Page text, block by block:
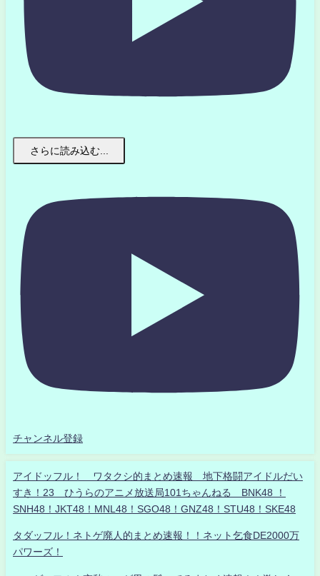
さらに読み込む...
チャンネル登録
アイドッフル！ ワタクシ的まとめ速報 地下格闘アイドルだい
すき！23 ひうらのアニメ放送局101ちゃんねる BNK48 ！
SNH48！JKT48！MNL48！SGO48！GNZ48！STU48！SKE48
タダッフル！ネトゲ廃人的まとめ速報！！ネット乞食DE2000万
パワーズ！